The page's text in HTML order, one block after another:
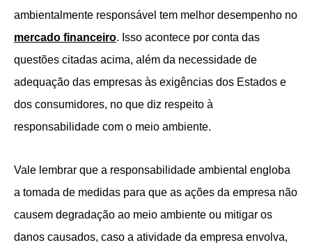
ambientalmente responsável tem melhor desempenho no
mercado financeiro. Isso acontece por conta das
questões citadas acima, além da necessidade de
adequação das empresas às exigências dos Estados e
dos consumidores, no que diz respeito à
responsabilidade com o meio ambiente.
Vale lembrar que a responsabilidade ambiental engloba
a tomada de medidas para que as ações da empresa não
causem degradação ao meio ambiente ou mitigar os
danos causados, caso a atividade da empresa envolva,